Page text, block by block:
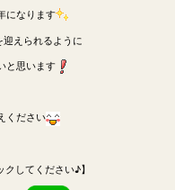
になります
えられるように
と思います
ください
クしてください♪】